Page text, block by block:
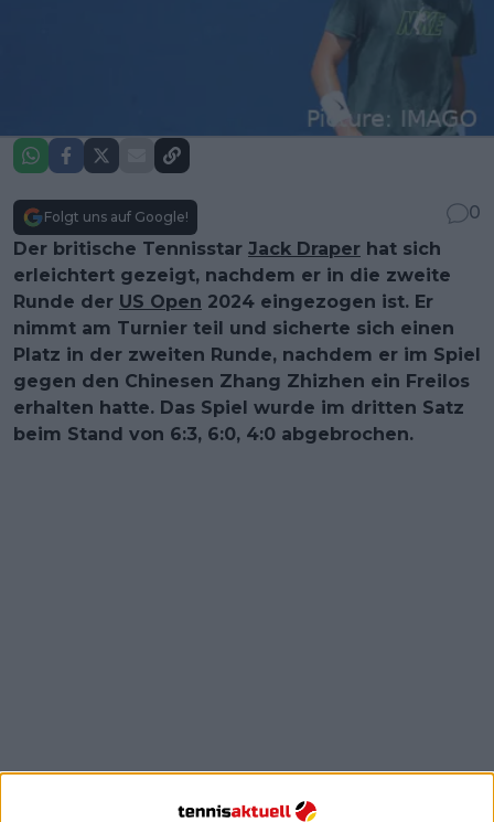
Folgt uns auf Google!
0
Der britische Tennisstar Jack Draper hat sich
erleichtert gezeigt, nachdem er in die zweite
Runde der US Open 2024 eingezogen ist. Er
nimmt am Turnier teil und sicherte sich einen
Platz in der zweiten Runde, nachdem er im Spiel
gegen den Chinesen Zhang Zhizhen ein Freilos
erhalten hatte. Das Spiel wurde im dritten Satz
beim Stand von 6:3, 6:0, 4:0 abgebrochen.
Draper gab im Gespräch mit den Medien nach dem
Spiel zu: "Er war eindeutig verletzt, und mit der Zeit